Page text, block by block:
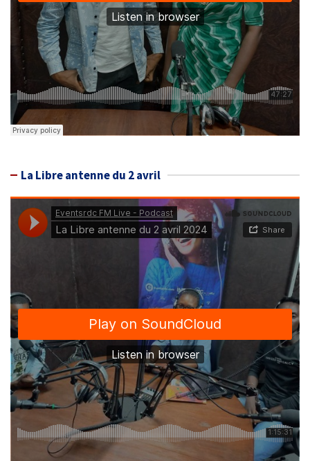
La Libre antenne du 2 avril